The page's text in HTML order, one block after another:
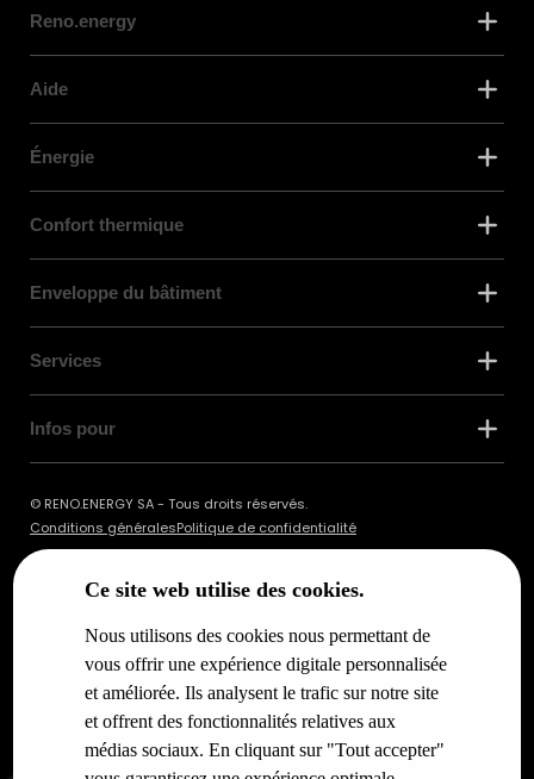
Ce site web utilise des cookies.
Nous utilisons des cookies nous permettant de
vous offrir une expérience digitale personnalisée
et améliorée. Ils analysent le trafic sur notre site
et offrent des fonctionnalités relatives aux
médias sociaux. En cliquant sur "Tout accepter"
Reno.energy
Aide
Énergie
Confort thermique
Enveloppe du bâtiment
Services
Infos pour
© RENO.ENERGY SA - Tous droits réservés.
Conditions généralesPolitique de confidentialité